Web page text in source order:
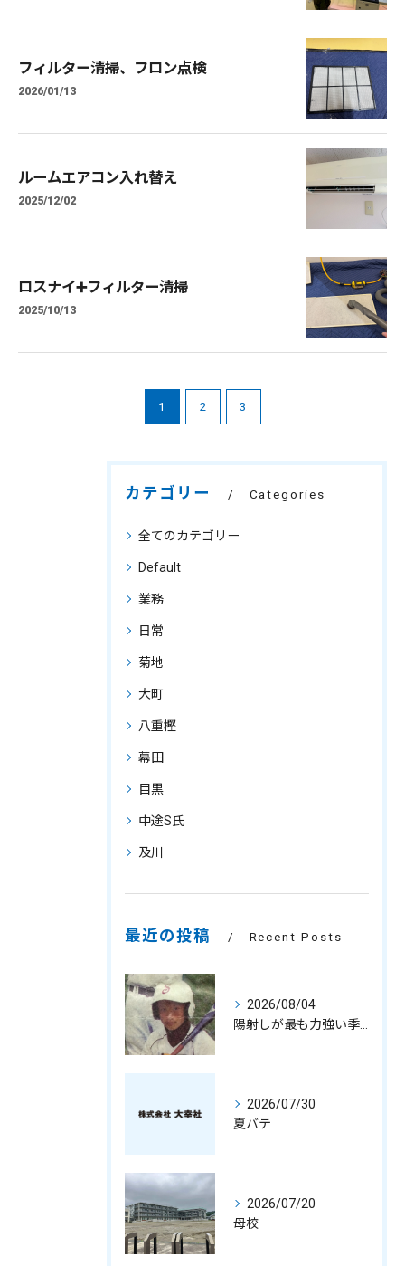
フィルター清掃、フロン点検
2026/01/13
ルームエアコン入れ替え
2025/12/02
ロスナイ➕フィルター清掃
2025/10/13
1 2 3
カテゴリー Categories
全てのカテゴリー
Default
業務
日常
菊地
大町
八重樫
幕田
目黒
中途S氏
及川
最近の投稿 Recent Posts
2026/08/04
2026/07/30
夏バテ
2026/07/20
母校